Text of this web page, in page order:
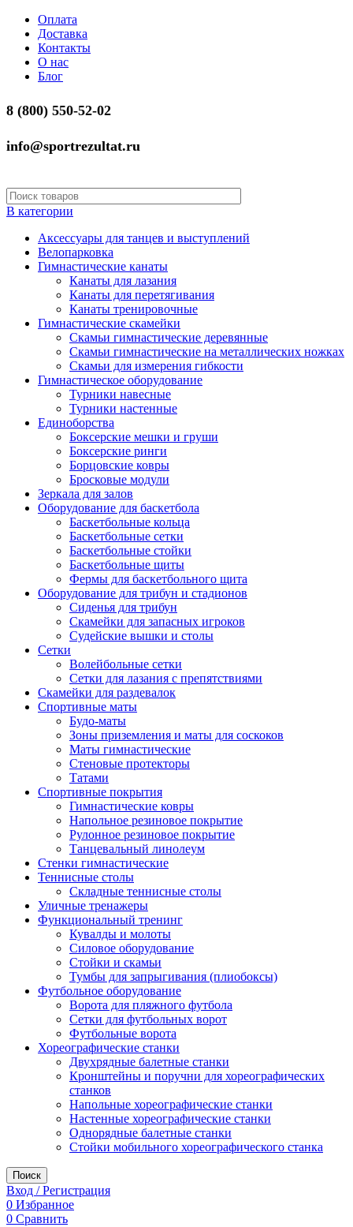
Оплата
Доставка
Контакты
О нас
Блог
8 (800) 550-52-02
info@sportrezultat.ru
В категории
Аксессуары для танцев и выступлений
Велопарковка
Гимнастические канаты
Канаты для лазания
Канаты для перетягивания
Канаты тренировочные
Гимнастические скамейки
Скамьи гимнастические деревянные
Скамьи гимнастические на металлических ножках
Скамьи для измерения гибкости
Гимнастическое оборудование
Турники навесные
Турники настенные
Единоборства
Боксерские мешки и груши
Боксерские ринги
Борцовские ковры
Бросковые модули
Зеркала для залов
Оборудование для баскетбола
Баскетбольные кольца
Баскетбольные сетки
Баскетбольные стойки
Баскетбольные щиты
Фермы для баскетбольного щита
Оборудование для трибун и стадионов
Сиденья для трибун
Скамейки для запасных игроков
Судейские вышки и столы
Сетки
Волейбольные сетки
Сетки для лазания с препятствиями
Скамейки для раздевалок
Спортивные маты
Будо-маты
Зоны приземления и маты для соскоков
Маты гимнастические
Стеновые протекторы
Татами
Спортивные покрытия
Гимнастические ковры
Напольное резиновое покрытие
Рулонное резиновое покрытие
Танцевальный линолеум
Стенки гимнастические
Теннисные столы
Складные теннисные столы
Уличные тренажеры
Функциональный тренинг
Кувалды и молоты
Силовое оборудование
Стойки и скамьи
Тумбы для запрыгивания (плиобоксы)
Футбольное оборудование
Ворота для пляжного футбола
Сетки для футбольных ворот
Футбольные ворота
Хореографические станки
Двухрядные балетные станки
Кронштейны и поручни для хореографических
станков
Напольные хореографические станки
Настенные хореографические станки
Однорядные балетные станки
Стойки мобильного хореографического станка
Поиск
Вход / Регистрация
0 Избранное
0 Сравнить